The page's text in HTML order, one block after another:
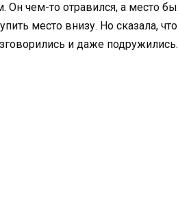
чем-то отравился, а место
место внизу. Но сказала, что
и даже подружились.